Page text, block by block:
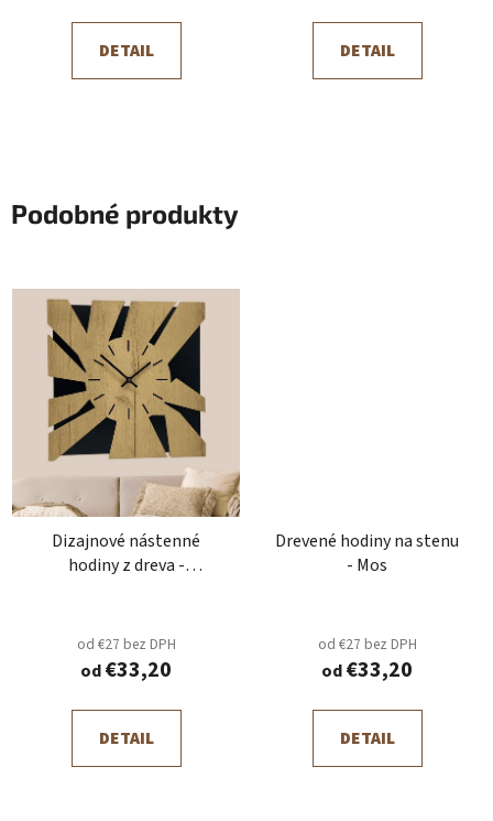
DETAIL DETAIL
Podobné produkty
Dizajnové nástenné
hodiny z dreva -
od €27 bez DPH
od€33,20
DETAIL
Drevené hodiny na stenu
- Mos
od €27 bez DPH
od€33,20
DETAIL